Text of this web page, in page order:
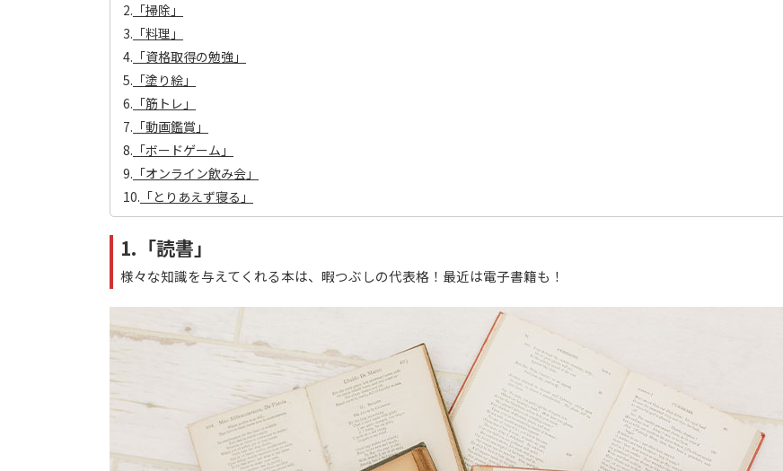
2. 「掃除」
3. 「料理」
4. 「資格取得の勉強」
5. 「塗り絵」
6. 「筋トレ」
7. 「動画鑑賞」
8. 「ボードゲーム」
9. 「オンライン飲み会」
10. 「とりあえず寝る」
1.「読書」
様々な知識を与えてくれる本は、暇つぶしの代表格！最近は電子書籍も！